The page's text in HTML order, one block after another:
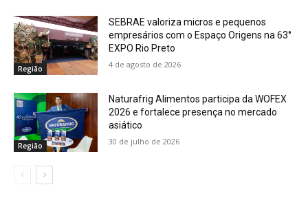
Região
SEBRAE valoriza micros e pequenos
empresários com o Espaço Origens na 63°
EXPO Rio Preto
4 de agosto de 2026
Região
Naturafrig Alimentos participa da WOFEX
2026 e fortalece presença no mercado
asiático
30 de julho de 2026